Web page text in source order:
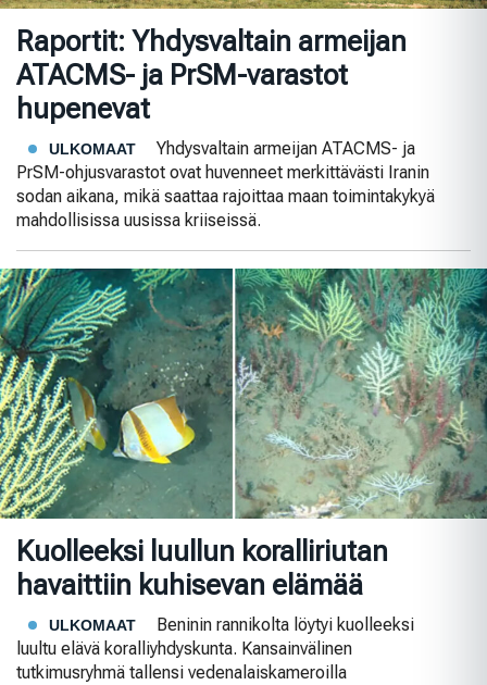
Raportit: Yhdysvaltain armeijan
ATACMS- ja PrSM-varastot
hupenevat
ULKOMAAT
Yhdysvaltain armeijan ATACMS- ja
PrSM-ohjusvarastot ovat huvenneet merkittävästi Iranin
sodan aikana, mikä saattaa rajoittaa maan toimintakykyä
mahdollisissa uusissa kriiseissä.
Kuolleeksi luullun koralliriutan
havaittiin kuhisevan elämää
ULKOMAAT
Beninin rannikolta löytyi kuolleeksi
luultu elävä koralliyhdyskunta. Kansainvälinen
tutkimusryhmä tallensi vedenalaiskameroilla